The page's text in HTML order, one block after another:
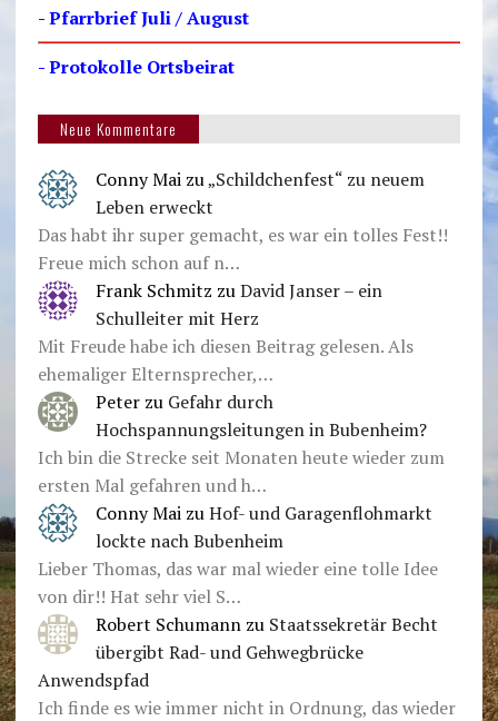
- Pfarrbrief Juli / August
- Protokolle Ortsbeirat
Neue Kommentare
Conny Mai zu„Schildchenfest“ zu neuem
Leben erweckt
Das habt ihr super gemacht, es war ein tolles Fest!!
Freue mich schon auf n…
Frank Schmitz zu David Janser – ein
Schulleiter mit Herz
Mit Freude habe ich diesen Beitrag gelesen. Als
ehemaliger Elternsprecher,…
Peter zu Gefahr durch
Hochspannungsleitungen in Bubenheim?
Ich bin die Strecke seit Monaten heute wieder zum
ersten Mal gefahren und h…
Conny Mai zu Hof- und Garagenflohmarkt
lockte nach Bubenheim
Lieber Thomas, das war mal wieder eine tolle Idee
von dir!! Hat sehr viel S…
Robert Schumann zu Staatssekretär Becht
übergibt Rad- und Gehwegbrücke
Anwendspfad
Ich finde es wie immer nicht in Ordnung, das wieder